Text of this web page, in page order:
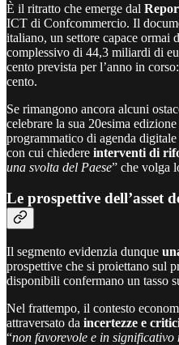
È il ritratto che emerge dal
ICT di Confcommercio. Il
italiano, un settore capace ormai
complessivo di 44,3 miliardi di
cento prevista per l’anno in
cento.
Se rimangono ancora alcuni
celebrare la sua 20esima
programmatico di agenda
con cui chiedere interventi di
una svolta del Paese” che volga
Le prospettive dell’asset
Il segmento evidenzia dunque
prospettive che si proiettano sul
disponibili confermano un tasso
Nel frattempo, il contesto
attraversato da incertezze e
“non favorevole e in significativo